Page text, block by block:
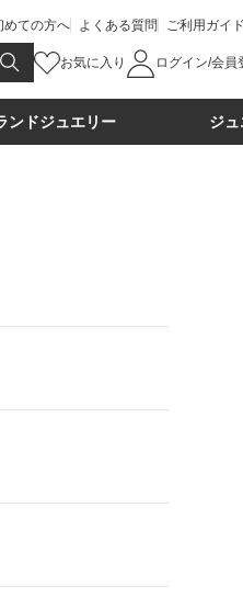
めての方へ よくある質問 ご利用ガイド
お気に入り ログイン/会員
ンドジュエリー ジ